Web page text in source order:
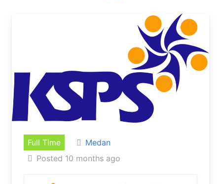
Full Time
Medan
Posted 10 months ago